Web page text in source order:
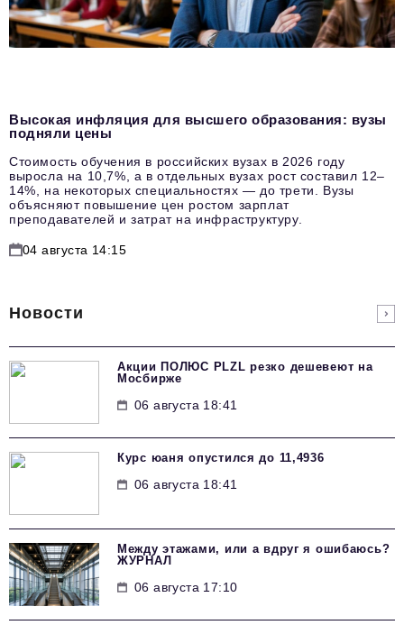
Высокая инфляция для высшего образования: вузы
подняли цены
Стоимость обучения в российских вузах в 2026 году
выросла на 10,7%, а в отдельных вузах рост составил 12–
14%, на некоторых специальностях — до трети. Вузы
объясняют повышение цен ростом зарплат
преподавателей и затрат на инфраструктуру.
04 августа 14:15
Новости
Акции ПОЛЮС PLZL резко дешевеют на
Мосбирже
06 августа 18:41
Курс юаня опустился до 11,4936
06 августа 18:41
Между этажами, или а вдруг я ошибаюсь?
ЖУРНАЛ
06 августа 17:10